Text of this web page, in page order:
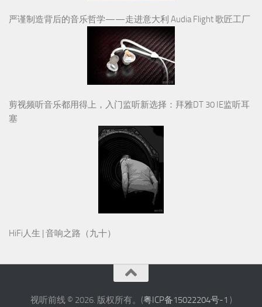
严谨制造背后的音乐哲学——走进意大利 Audia Flight 歌匠工厂
剪视频听音乐都用得上，入门监听新选择：拜雅DT 30 IE监听耳
塞
HiFi人生 | 音响之路（九十）
视听前线 © 2026. 版权所有。(粤ICP备15022204号-1 )